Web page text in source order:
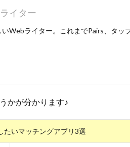
イター
Webライター。これまでPairs、タッ
かが分かります♪
たいマッチングアプリ3選